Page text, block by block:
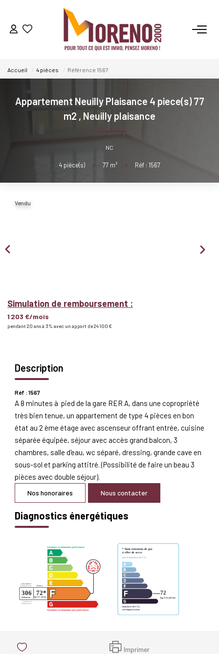
VENTES
LOCATIONS
GESTION
NOS AGENCES
Accueil 4 pièces Référence 1567
Appartement Neuilly Plaisance 4 piece(s) 77
m2 , Neuilly plaisance
NC
4 pièce(s) • 77 m² • Réf : 1567
Vendu
Simulation de remboursement :
1 203 €/mois
pendant 20 ans à 3% avec un apport de 24 100 €
Description
Réf : 1567
A 8 minutes à pied de la gare RER A, dans une copropriété
très bien tenue, un appartement de type 4 pièces en bon
état au 2 ème étage avec ascenseur offrant entrée, cuisine
séparée équipée, séjour avec accès grand balcon, 3
chambres, salle d'eau, wc séparé, dressing, grande cave en
sous-sol et parking attitré. (Possibilité de faire un beau 3
pièces avec double séjour).
Nos honoraires Nous contacter
Diagnostics énergétiques
Imprimer